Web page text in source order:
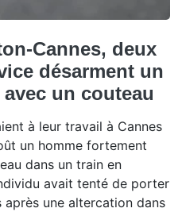
Cannes, deux
désarment un
un couteau
à leur travail à Cannes
un homme fortement
dans un train en
avait tenté de porter
une altercation dans